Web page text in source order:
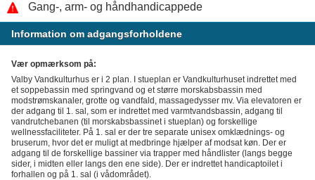
Gang-, arm- og håndhandicappede
Information om adgangsforholdene
Vær opmærksom på:
Valby Vandkulturhus er i 2 plan. I stueplan er Vandkulturhuset indrettet med
et soppebassin med springvand og et større morskabsbassin med
modstrømskanaler, grotte og vandfald, massagedysser mv. Via elevatoren er
der adgang til 1. sal, som er indrettet med varmtvandsbassin, adgang til
vandrutchebanen (til morskabsbassinet i stueplan) og forskellige
wellnessfaciliteter. På 1. sal er der tre separate unisex omklædnings- og
bruserum, hvor det er muligt at medbringe hjælper af modsat køn. Der er
adgang til de forskellige bassiner via trapper med håndlister (langs begge
sider, i midten eller langs den ene side). Der er indrettet handicaptoilet i
forhallen og på 1. sal (i vådområdet).